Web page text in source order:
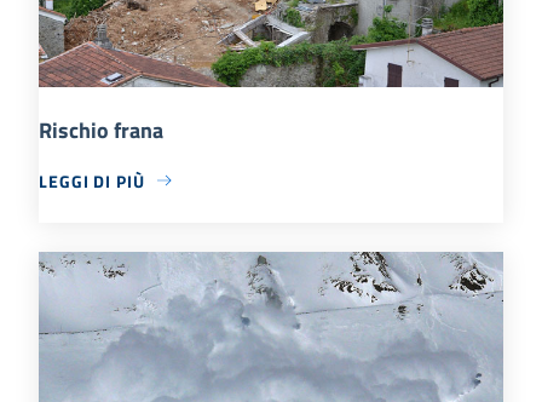
Rischio frana
LEGGI DI PIÙ